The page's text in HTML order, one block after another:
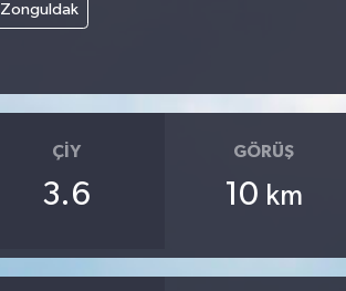
Zonguldak
ÇIY
3.6
GÖRÜŞ
10 km